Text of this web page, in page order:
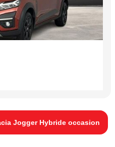
Jogger Hybride occasion